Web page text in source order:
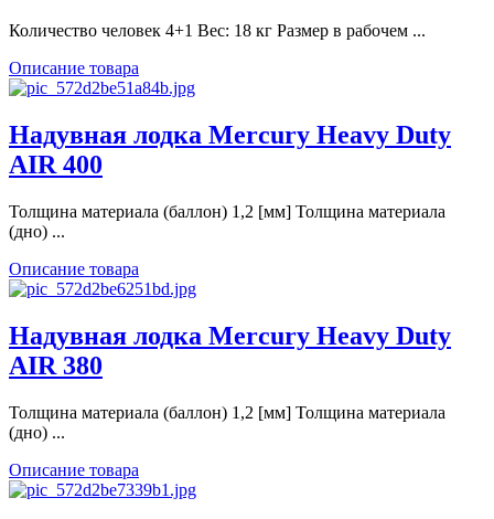
Количество человек 4+1 Вес: 18 кг Размер в рабочем ...
Описание товара
Надувная лодка Mercury Heavy Duty
AIR 400
Толщина материала (баллон) 1,2 [мм] Толщина материала
(дно) ...
Описание товара
Надувная лодка Mercury Heavy Duty
AIR 380
Толщина материала (баллон) 1,2 [мм] Толщина материала
(дно) ...
Описание товара